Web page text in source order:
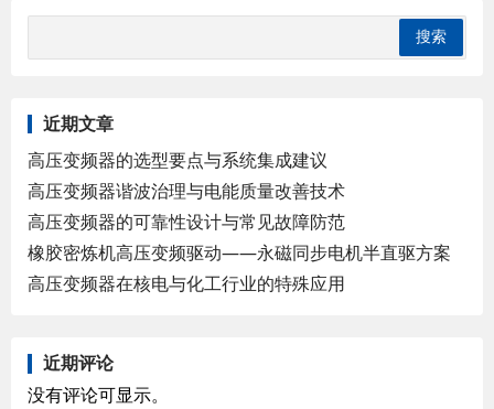
近期文章
高压变频器的选型要点与系统集成建议
高压变频器谐波治理与电能质量改善技术
高压变频器的可靠性设计与常见故障防范
橡胶密炼机高压变频驱动——永磁同步电机半直驱方案
高压变频器在核电与化工行业的特殊应用
近期评论
没有评论可显示。